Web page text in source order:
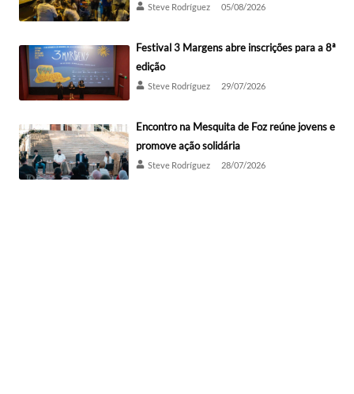
Steve Rodríguez 05/08/2026
Festival 3 Margens abre inscrições para a 8ª
edição
Steve Rodríguez 29/07/2026
Encontro na Mesquita de Foz reúne jovens e
promove ação solidária
Steve Rodríguez 28/07/2026